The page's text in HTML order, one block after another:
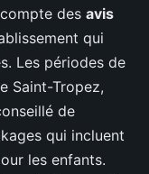
des avis
qui
Les périodes de
Saint-Tropez,
de
qui incluent
les enfants.